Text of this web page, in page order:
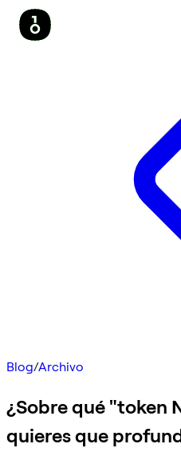
Blog/Archivo
¿Sobre qué "token
quieres que